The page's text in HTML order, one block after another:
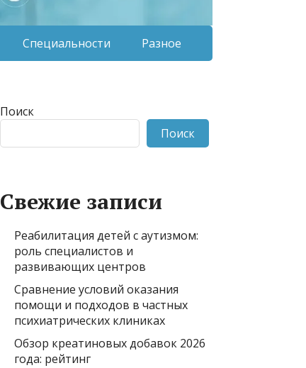
Специальности Разное
Поиск
Поиск
Свежие записи
Реабилитация детей с аутизмом:
роль специалистов и
развивающих центров
Сравнение условий оказания
помощи и подходов в частных
психиатрических клиниках
Обзор креатиновых добавок 2026
года: рейтинг